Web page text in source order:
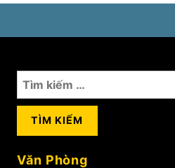
Tìm
kiếm
cho:
Văn Phòng